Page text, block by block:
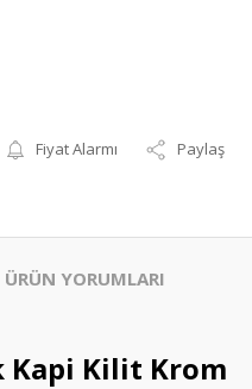
Fiyat Alarmı Paylaş
ÜRÜN YORUMLARI
Kapi Kilit Krom